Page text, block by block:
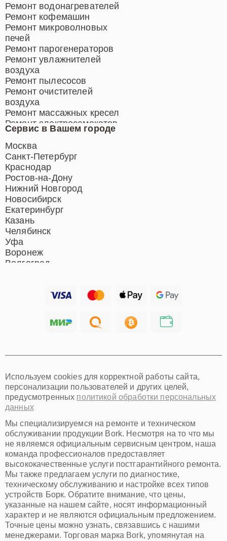
Сервис в Вашем городе
Москва
Санкт-Петербург
Краснодар
Ростов-на-Дону
Нижний Новгород
Новосибирск
Екатеринбург
Казань
Челябинск
Уфа
Воронеж
Волгоград
Хабаровск
Иркутск
Омск
Красноярск
Пермь
Ульяновск
Киров
Архангельск
Астрахань
Белгород
Благовещенск
Брянск
Владивосток
Владикавказ
Владимир
Волжский
Вологда
Ремонт водонагревателей
Ремонт кофемашин
Ремонт микроволновых
печей
Ремонт парогенераторов
Ремонт увлажнителей
воздуха
Ремонт пылесосов
Ремонт очистителей
воздуха
Ремонт массажных кресел
Ремонт электросамокатов
Ремонт индукционных плит
Ремонт роботов-пылесосов
Ремонт гладильных систем
Ремонт отпаривателей
Ремонт вертикальных
пылесосов
Используем cookies для корректной работы сайта,
персонализации пользователей и других целей,
предусмотренных политикой обработки персональных
данных
Мы специализируемся на ремонте и техническом
обслуживании продукции Bork. Несмотря на то что мы
не являемся официальным сервисным центром, наша
команда профессионалов предоставляет
высококачественные услуги постгарантийного ремонта.
Мы также предлагаем услуги по диагностике,
техническому обслуживанию и настройке всех типов
устройств Борк. Обратите внимание, что цены,
указанные на нашем сайте, носят информационный
характер и не являются официальным предложением.
Точные цены можно узнать, связавшись с нашими
менеджерами. Торговая марка Bork, упомянутая на